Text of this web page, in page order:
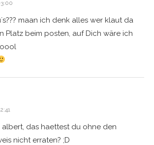
maan ich denk alles wer klaut da
Platz beim posten, auf Dich wäre ich
albert, das haettest du ohne den
nicht erraten? ;D